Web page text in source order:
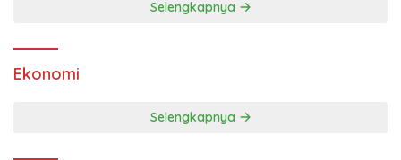
Selengkapnya
Ekonomi
Selengkapnya